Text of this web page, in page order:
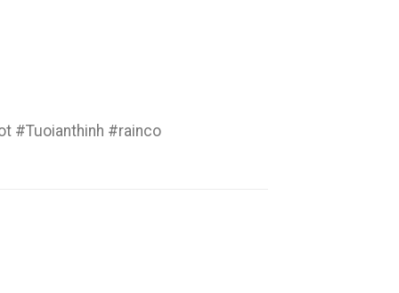
#Tuoianthinh #rainco